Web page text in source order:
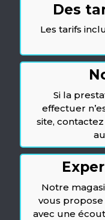
Des
Les tarifs
Si la
effectuer
site,
Notre
vous
avec une